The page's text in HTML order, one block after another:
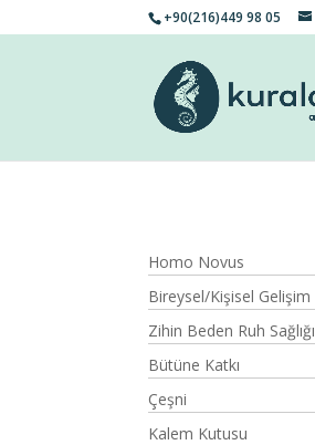
+90(216)449 98 05
Homo Novus
Bireysel/Kişisel Gelişim
Zihin Beden Ruh Sağlığı
Bütüne Katkı
Çeşni
Kalem Kutusu